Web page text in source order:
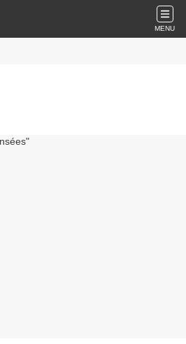
MENU